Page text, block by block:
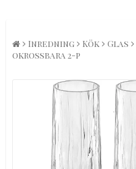
Inredning Kök Glas
okrossbara 2-p